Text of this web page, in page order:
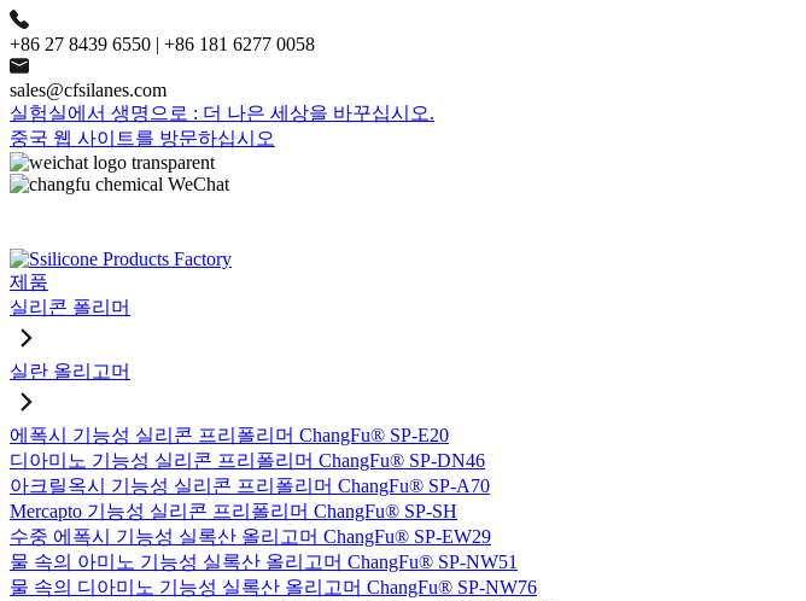
+86 27 8439 6550 | +86 181 6277 0058
sales@cfsilanes.com
실험실에서 생명으로 : 더 나은 세상을 바꾸십시오.
중국 웹 사이트를 방문하십시오
제품
실리콘 폴리머
실란 올리고머
에폭시 기능성 실리콘 프리폴리머 ChangFu® SP-E20
디아미노 기능성 실리콘 프리폴리머 ChangFu® SP-DN46
아크릴옥시 기능성 실리콘 프리폴리머 ChangFu® SP-A70
Mercapto 기능성 실리콘 프리폴리머 ChangFu® SP-SH
수중 에폭시 기능성 실록산 올리고머 ChangFu® SP-EW29
물 속의 아미노 기능성 실록산 올리고머 ChangFu® SP-NW51
물 속의 디아미노 기능성 실록산 올리고머 ChangFu® SP-NW76